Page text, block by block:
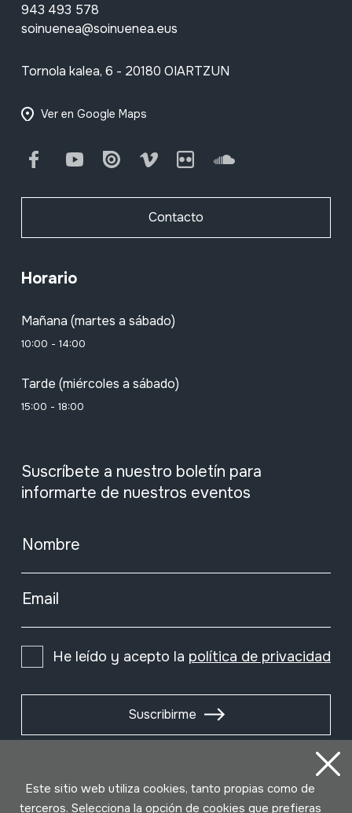
943 493 578
soinuenea@soinuenea.eus
Tornola kalea, 6 - 20180 OIARTZUN
Ver en Google Maps
FacebookYoutube Issuu Vimeo Flickr SoundCloud
Contacto
Horario
Mañana (martes a sábado)
10:00 - 14:00
Tarde (miércoles a sábado)
15:00 - 18:00
Suscríbete a nuestro boletín para
informarte de nuestros eventos
Nombre
Email
He leído y acepto la política de privacidad
Suscribirme
Este sitio web utiliza cookies, tanto propias como de
terceros. Selecciona la opción de cookies que prefieras